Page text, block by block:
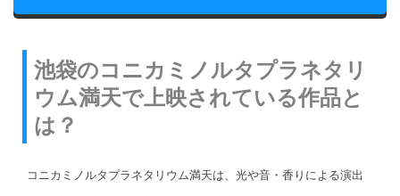
池袋のコニカミノルタプラネタリ
ウム満天で上映されている作品と
は？
コニカミノルタプラネタリウム満天は、光や音・香りによる演出